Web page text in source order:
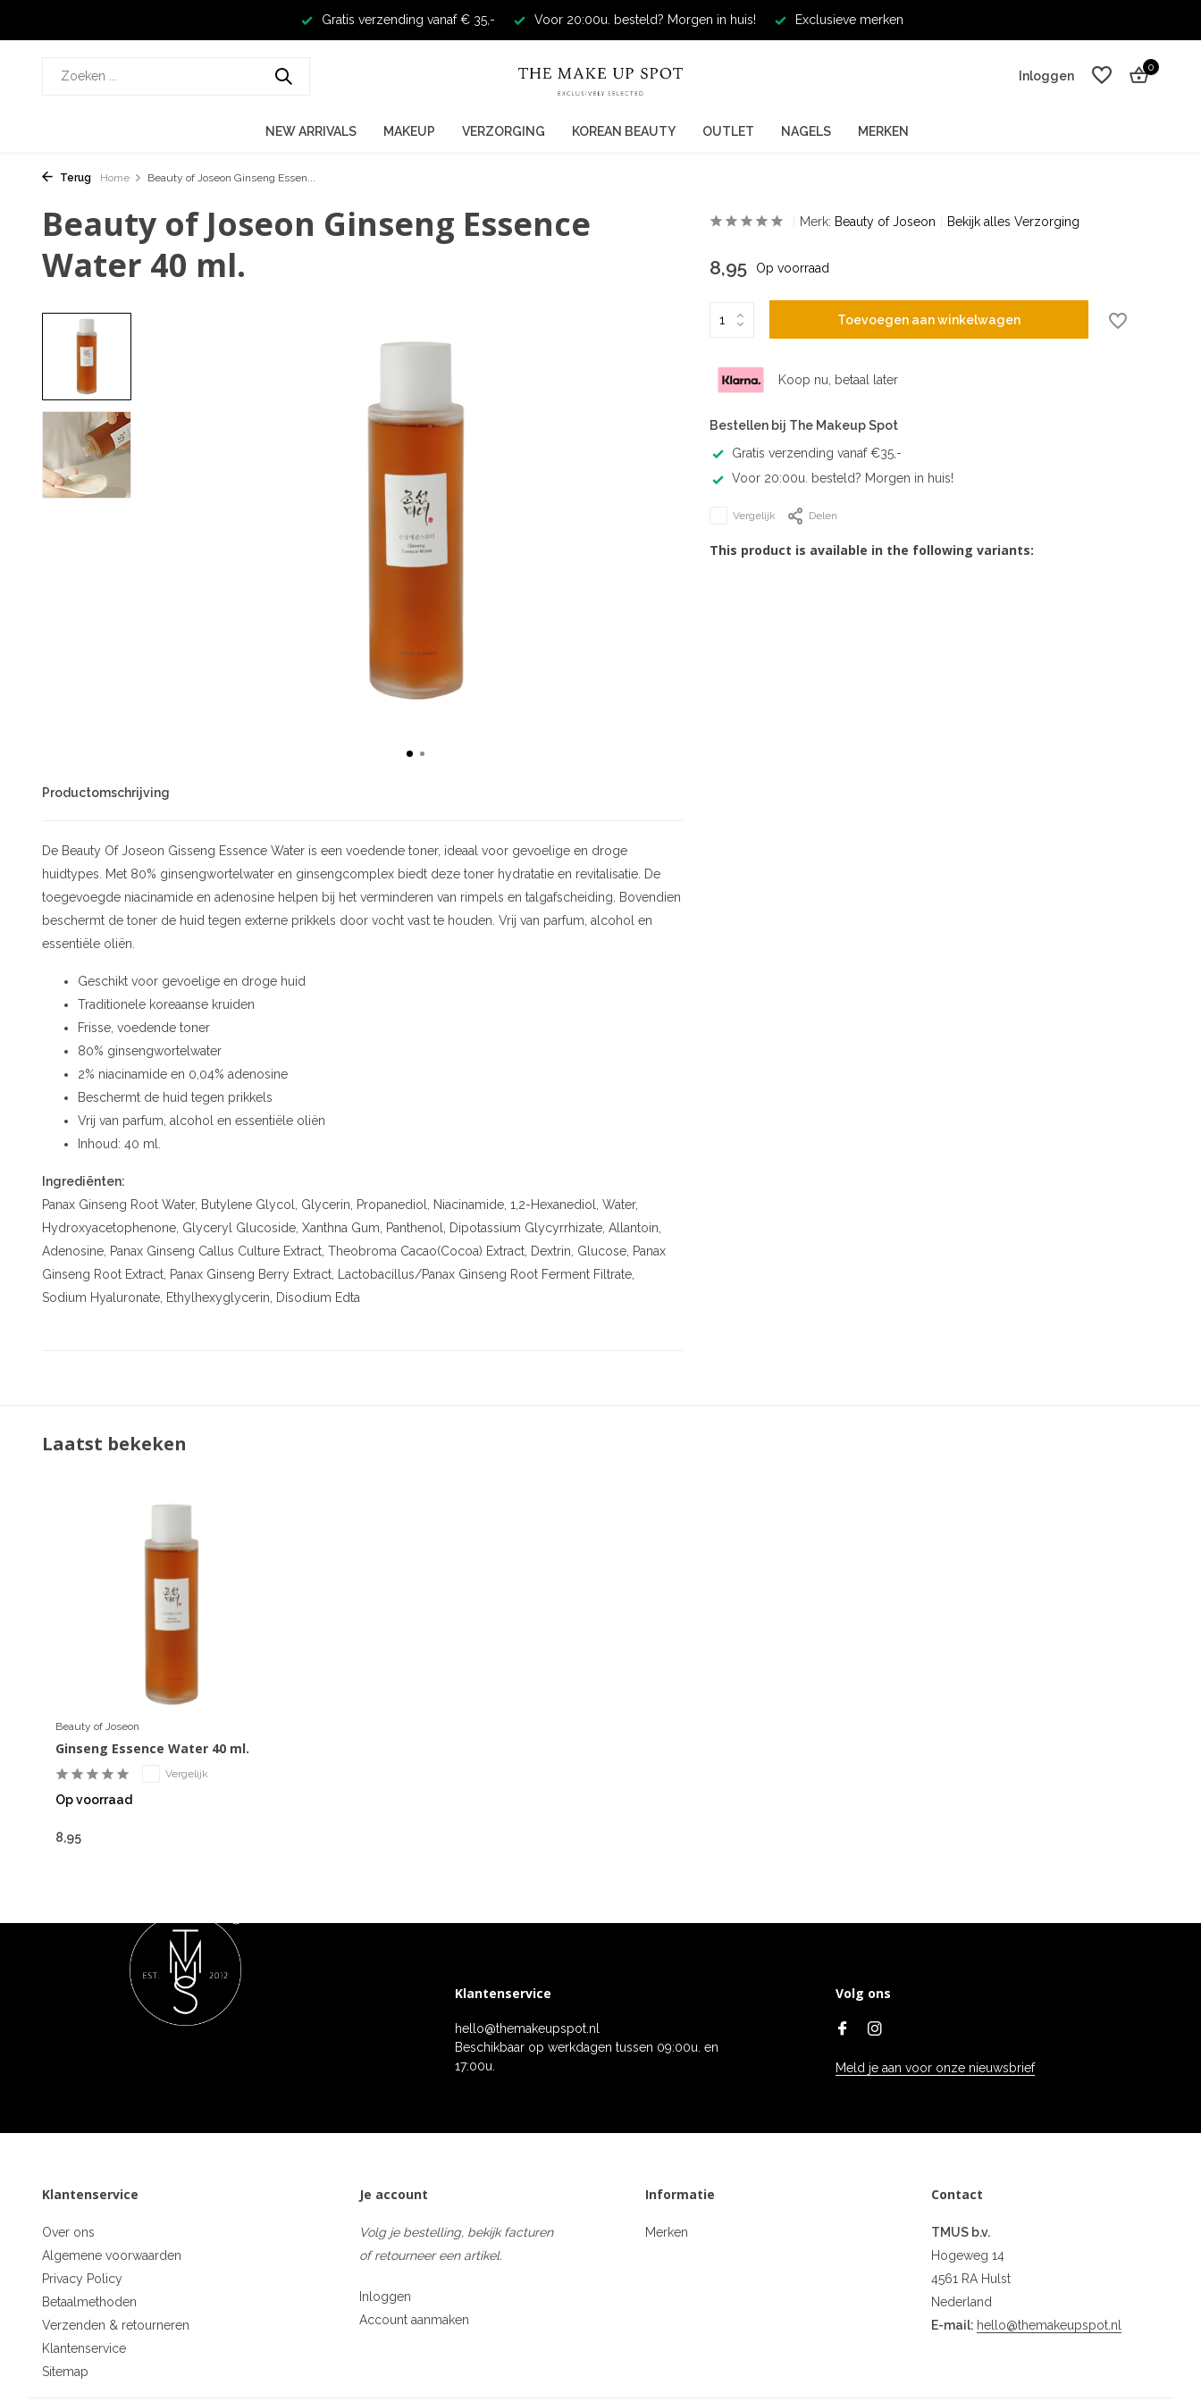
Gratis verzending vanaf € 35,- Voor 20:00u. besteld? Morgen in huis! Exclusieve merken
Inloggen
0
NEW ARRIVALS MAKEUP VERZORGING KOREAN BEAUTY OUTLET NAGELS MERKEN
Terug Home Beauty of Joseon Ginseng Essen...
Beauty of Joseon Ginseng Essence
Water 40 ml.
Productomschrijving
De Beauty Of Joseon Gisseng Essence Water is een voedende toner, ideaal voor gevoelige en droge
huidtypes. Met 80% ginsengwortelwater en ginsengcomplex biedt deze toner hydratatie en revitalisatie. De
toegevoegde niacinamide en adenosine helpen bij het verminderen van rimpels en talgafscheiding. Bovendien
beschermt de toner de huid tegen externe prikkels door vocht vast te houden. Vrij van parfum, alcohol en
essentiële oliën.
Geschikt voor gevoelige en droge huid
Traditionele koreaanse kruiden
Frisse, voedende toner
80% ginsengwortelwater
2% niacinamide en 0,04% adenosine
Beschermt de huid tegen prikkels
Vrij van parfum, alcohol en essentiële oliën
Inhoud: 40 ml.
Ingrediënten:
Panax Ginseng Root Water, Butylene Glycol, Glycerin, Propanediol, Niacinamide, 1,2-Hexanediol, Water,
Hydroxyacetophenone, Glyceryl Glucoside, Xanthna Gum, Panthenol, Dipotassium Glycyrrhizate, Allantoin,
Adenosine, Panax Ginseng Callus Culture Extract, Theobroma Cacao(Cocoa) Extract, Dextrin, Glucose, Panax
Ginseng Root Extract, Panax Ginseng Berry Extract, Lactobacillus/Panax Ginseng Root Ferment Filtrate,
Sodium Hyaluronate, Ethylhexyglycerin, Disodium Edta
Merk: Beauty of Joseon Bekijk alles Verzorging
8,95 Op voorraad
Toevoegen aan winkelwagen
Koop nu, betaal later
Bestellen bij The Makeup Spot
Gratis verzending vanaf €35,-
Voor 20:00u. besteld? Morgen in huis!
Vergelijk Delen
This product is available in the following variants:
Laatst bekeken
Beauty of Joseon
Ginseng Essence Water 40 ml.
Vergelijk
Op voorraad
8,95
Klantenservice
hello@themakeupspot.nl
Beschikbaar op werkdagen tussen 09:00u. en
17:00u.
Volg ons
Meld je aan voor onze nieuwsbrief
Klantenservice
Over ons
Algemene voorwaarden
Privacy Policy
Betaalmethoden
Verzenden & retourneren
Klantenservice
Sitemap
Je account
Volg je bestelling, bekijk facturen
of retourneer een artikel.
Inloggen
Account aanmaken
Informatie
Merken
Contact
TMUS b.v.
Hogeweg 14
4561 RA Hulst
Nederland
E-mail: hello@themakeupspot.nl